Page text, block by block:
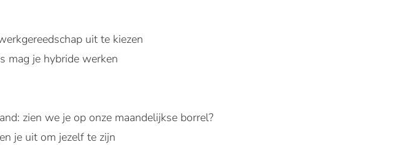
uit te kiezen
mag je hybride werken
zien we je op onze maandelijkse borrel?
je uit om jezelf te zijn